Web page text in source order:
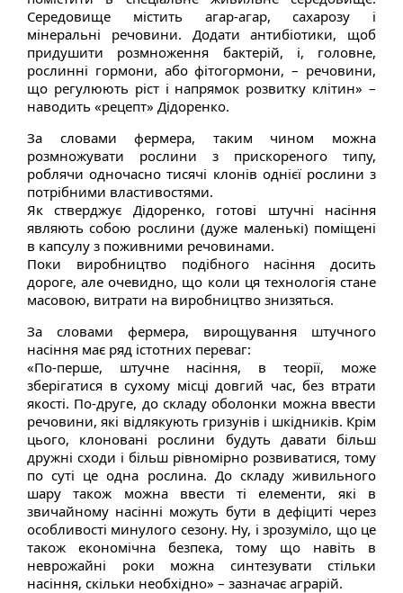
Середовище містить агар-агар, сахарозу і
мінеральні речовини. Додати антибіотики, щоб
придушити розмноження бактерій, і, головне,
рослинні гормони, або фітогормони, – речовини,
що регулюють ріст і напрямок розвитку клітин» –
наводить «рецепт» Дідоренко.
За словами фермера, таким чином можна
розмножувати рослини з прискореного типу,
роблячи одночасно тисячі клонів однієї рослини з
потрібними властивостями.
Як стверджує Дідоренко, готові штучні насіння
являють собою рослини (дуже маленькі) поміщені
в капсулу з поживними речовинами.
Поки виробництво подібного насіння досить
дороге, але очевидно, що коли ця технологія стане
масовою, витрати на виробництво знизяться.
За словами фермера, вирощування штучного
насіння має ряд істотних переваг:
«По-перше, штучне насіння, в теорії, може
зберігатися в сухому місці довгий час, без втрати
якості. По-друге, до складу оболонки можна ввести
речовини, які відлякують гризунів і шкідників. Крім
цього, клоновані рослини будуть давати більш
дружні сходи і більш рівномірно розвиватися, тому
по суті це одна рослина. До складу живильного
шару також можна ввести ті елементи, які в
звичайному насінні можуть бути в дефіциті через
особливості минулого сезону. Ну, і зрозуміло, що це
також економічна безпека, тому що навіть в
неврожайні роки можна синтезувати стільки
насіння, скільки необхідно» – зазначає аграрій.